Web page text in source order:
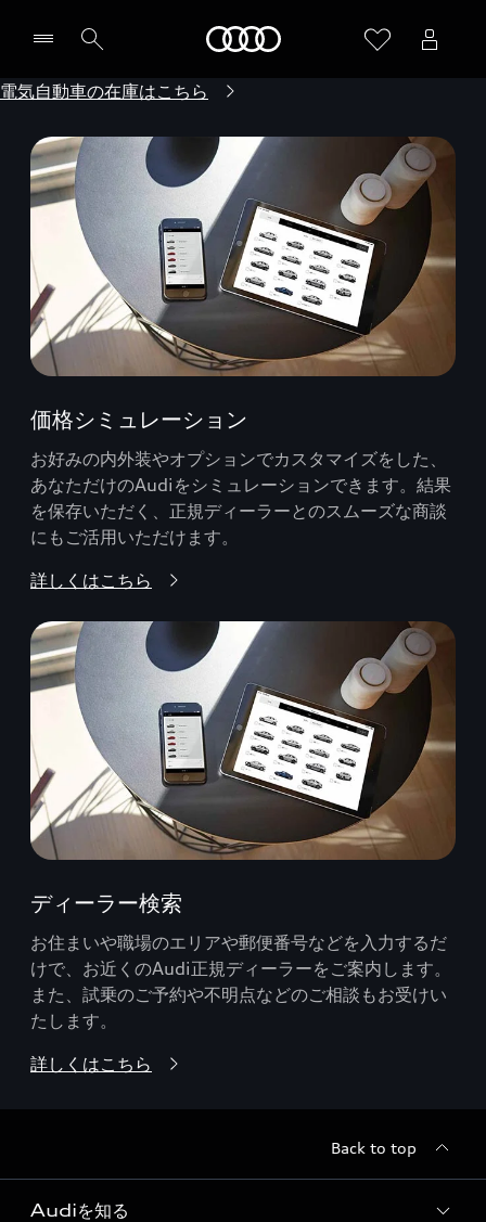
電気自動車の在庫はこちら
価格シミュレーション
お好みの内外装やオプションでカスタマイズをした、
あなただけのAudiをシミュレーションできます。結果
を保存いただく、正規ディーラーとのスムーズな商談
にもご活用いただけます。
詳しくはこちら
ディーラー検索
お住まいや職場のエリアや郵便番号などを入力するだ
けで、お近くのAudi正規ディーラーをご案内します。
また、試乗のご予約や不明点などのご相談もお受けい
たします。
詳しくはこちら
Back to top
Audiを知る